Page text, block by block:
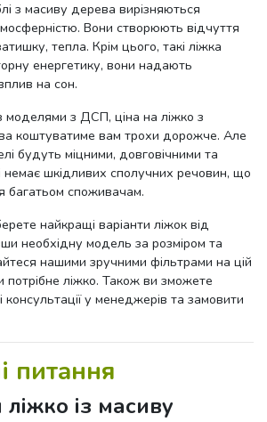
з масиву дерева вирізняються
Вони створюють відчуття
тепла. Крім цього, такі ліжка
енергетику, вони надають
на сон.
моделями з ДСП, ціна на ліжко з
коштуватиме вам трохи дорожче. Але
будуть міцними, довговічними та
немає шкідливих сполучних речовин, що
багатьом споживачам.
найкращі варіанти ліжок від
необхідну модель за розміром та
нашими зручними фільтрами на цій
потрібне ліжко. Також ви зможете
у менеджерів та замовити
питання
із масиву